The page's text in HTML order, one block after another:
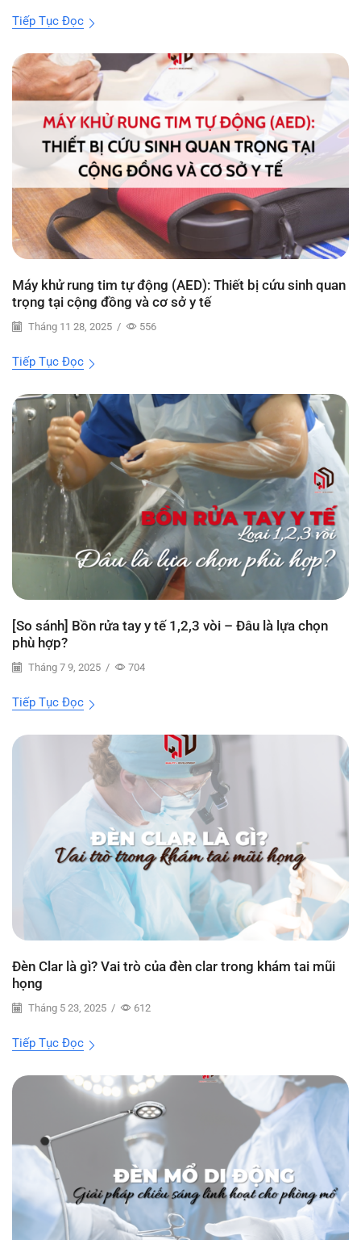
Tiếp Tục Đọc
Máy khử rung tim tự động (AED): Thiết bị cứu sinh quan
trọng tại cộng đồng và cơ sở y tế
Tháng 11 28, 2025 / 556
Tiếp Tục Đọc
[So sánh] Bồn rửa tay y tế 1,2,3 vòi – Đâu là lựa chọn
phù hợp?
Tháng 7 9, 2025 / 704
Tiếp Tục Đọc
Đèn Clar là gì? Vai trò của đèn clar trong khám tai mũi
họng
Tháng 5 23, 2025 / 612
Tiếp Tục Đọc